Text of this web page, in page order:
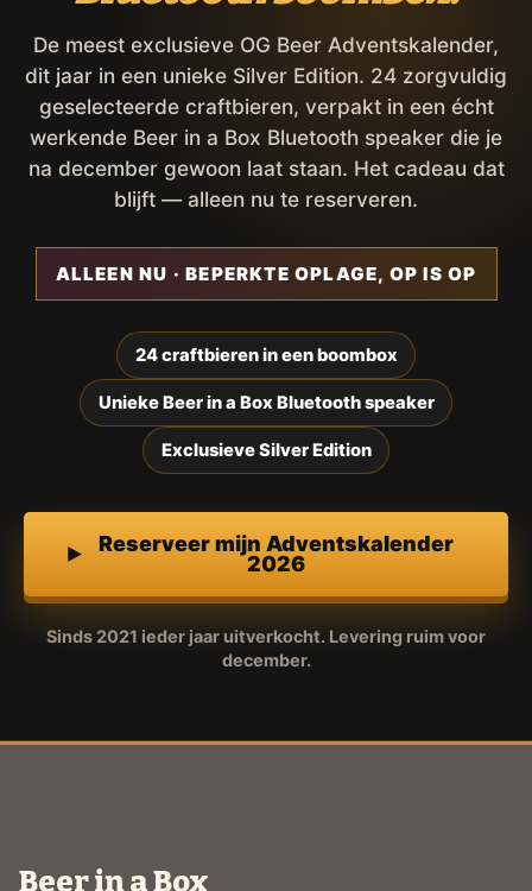
De meest exclusieve OG Beer Adventskalender,
dit jaar in een unieke Silver Edition. 24 zorgvuldig
geselecteerde craftbieren, verpakt in een écht
werkende Beer in a Box Bluetooth speaker die je
na december gewoon laat staan. Het cadeau dat
blijft — alleen nu te reserveren.
ALLEEN NU · BEPERKTE OPLAGE, OP IS OP
24 craftbieren in een boombox
Unieke Beer in a Box Bluetooth speaker
Exclusieve Silver Edition
Reserveer mijn Adventskalender
2026
Sinds 2021 ieder jaar uitverkocht. Levering ruim voor
december.
Beer in a Box